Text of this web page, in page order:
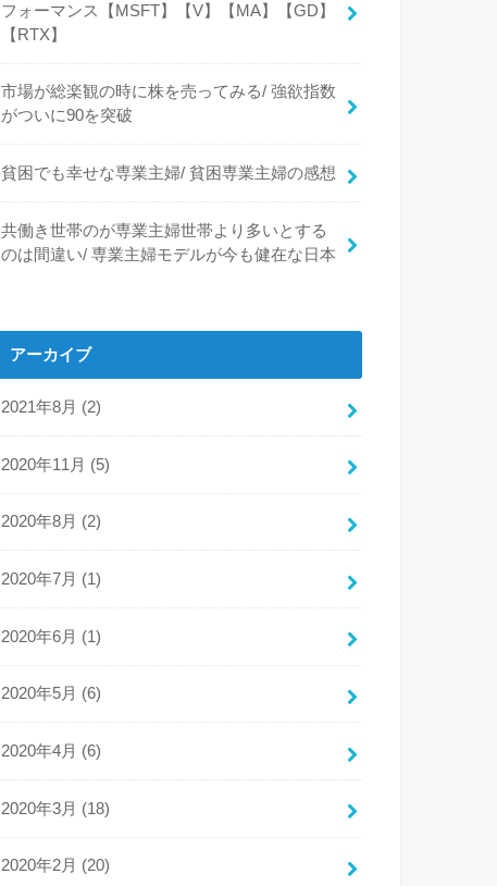
フォーマンス【MSFT】【V】【MA】【GD】
【RTX】
市場が総楽観の時に株を売ってみる/ 強欲指数
がついに90を突破
貧困でも幸せな専業主婦/ 貧困専業主婦の感想
共働き世帯のが専業主婦世帯より多いとする
のは間違い/ 専業主婦モデルが今も健在な日本
アーカイブ
2021年8月 (2)
2020年11月 (5)
2020年8月 (2)
2020年7月 (1)
2020年6月 (1)
2020年5月 (6)
2020年4月 (6)
2020年3月 (18)
2020年2月 (20)